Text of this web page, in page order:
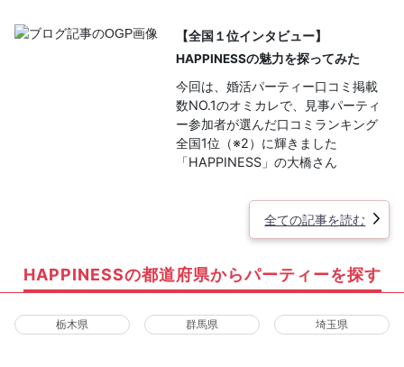
【全国１位インタビュー】
HAPPINESSの魅力を探ってみた
今回は、婚活パーティー口コミ掲載
数NO.1のオミカレで、見事パーティ
ー参加者が選んだ口コミランキング
全国1位（※2）に輝きました
「HAPPINESS」の大橋さん
全ての記事を読む
HAPPINESSの都道府県からパーティーを探す
栃木県 群馬県 埼玉県